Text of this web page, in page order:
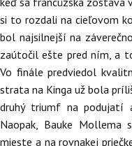
si to rozdali na cieľovom
bol najsilnejší na
zaútočil ešte pred ním, a
Vo finále predviedol
strata na Kinga už bola
druhý triumf na podujatí
Naopak, Bauke Mollema
mieste a na rovnakej